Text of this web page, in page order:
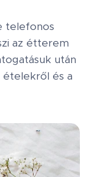
telefonos
az étterem
után
és a